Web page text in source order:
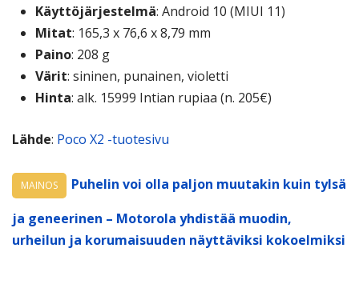
Käyttöjärjestelmä: Android 10 (MIUI 11)
Mitat: 165,3 x 76,6 x 8,79 mm
Paino: 208 g
Värit: sininen, punainen, violetti
Hinta: alk. 15999 Intian rupiaa (n. 205€)
Lähde: Poco X2 -tuotesivu
MAINOS
Puhelin voi olla paljon muutakin kuin tylsä
ja geneerinen – Motorola yhdistää muodin,
urheilun ja korumaisuuden näyttäviksi kokoelmiksi